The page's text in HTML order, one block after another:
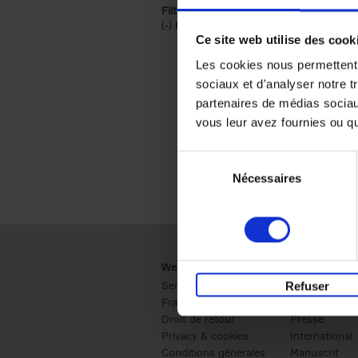
Ce site web utilise des
Les cookies nous
sociaux et d'analyser notre
partenaires de médias
vous leur avez fournies ou
Nécessaires
Refuser
Filtrer sur une catégorie racine
(-) Remove Économie & Management
Économie & Management
Webshop
Service clients
Frais de livraison
Droit de retour
Privacy & cookies
Conditions générales
Ventes
Presse
International
Manuscrit